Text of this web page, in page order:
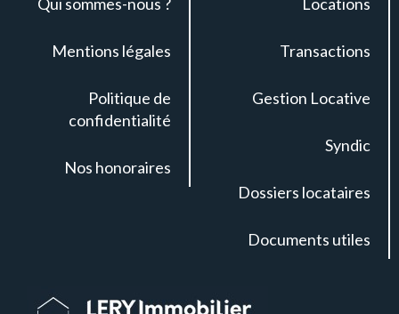
Mentions légales
Politique de
confidentialité
Nos honoraires
Transactions
Gestion Locative
Syndic
Dossiers locataires
Documents utiles